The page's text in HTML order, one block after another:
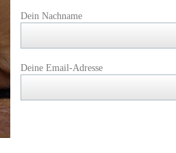
Dein Nachname
Deine Email-Adresse